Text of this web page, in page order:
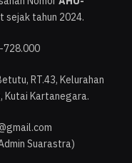
sejak tahun 2024.
728.000
RT.43, Kelurahan
Kutai Kartanegara.
Suarastra)